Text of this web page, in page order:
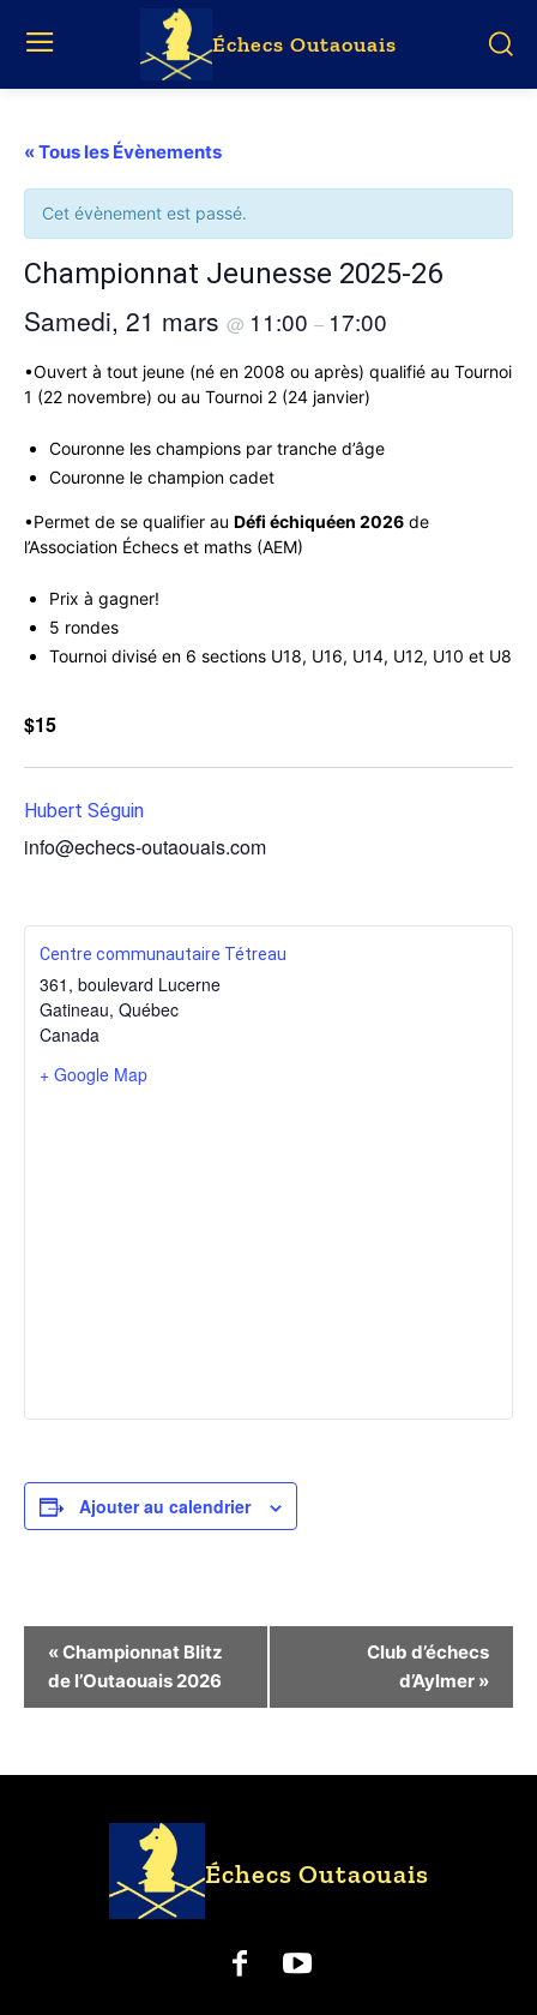
Échecs Outaouais
« Tous les Évènements
Cet évènement est passé.
Championnat Jeunesse 2025-26
Samedi, 21 mars @ 11:00 – 17:00
•Ouvert à tout jeune (né en 2008 ou après) qualifié au Tournoi
1 (22 novembre) ou au Tournoi 2 (24 janvier)
Couronne les champions par tranche d’âge
Couronne le champion cadet
•Permet de se qualifier au Défi échiquéen 2026 de
l’Association Échecs et maths (AEM)
Prix à gagner!
5 rondes
Tournoi divisé en 6 sections U18, U16, U14, U12, U10 et U8
$15
Hubert Séguin
info@echecs-outaouais.com
Centre communautaire Tétreau
361, boulevard Lucerne
Gatineau, Québec
Canada
+ Google Map
Ajouter au calendrier
Navigation
Évènement
«Championnat Blitz
de l’Outaouais 2026
Club d’échecs
d’Aylmer »
Échecs Outaouais